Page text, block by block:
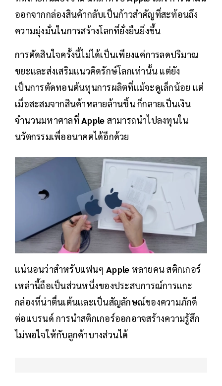
ออกจากกล่องสินค้ากลับเป็นก้าวสำคัญที่สะท้อนถึง
ความมุ่งมั่นในการสร้างโลกที่ยั่งยืนยิ่งขึ้น
การตัดสินใจครั้งนี้ไม่ได้เป็นเพียงแค่การลดปริมาณ
ขยะและส่งเสริมแนวคิดรักษ์โลกเท่านั้น แต่ยัง
เป็นการตัดทอนต้นทุนการผลิตที่แม้จะดูเล็กน้อย แต่
เมื่อสะสมจากสินค้าหลายล้านชิ้น ก็กลายเป็นเงิน
จำนวนมหาศาลที่ Apple สามารถนำไปลงทุนใน
นวัตกรรมเพื่ออนาคตได้อีกด้วย
แน่นอนว่าสำหรับแฟนๆ Apple หลายคน สติกเกอร์
เหล่านี้ถือเป็นส่วนหนึ่งของประสบการณ์การแกะ
กล่องที่น่าตื่นเต้นและเป็นสัญลักษณ์ของความภักดี
ต่อแบรนด์ การนำสติกเกอร์ออกอาจสร้างความรู้สึก
ไม่พอใจให้กับลูกค้าบางส่วนได้